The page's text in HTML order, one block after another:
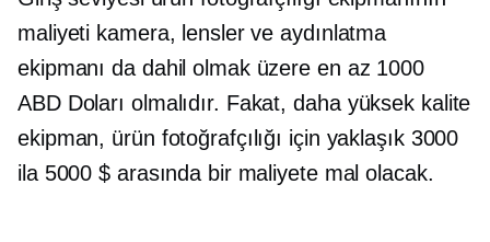
maliyeti kamera, lensler ve aydınlatma
ekipmanı da dahil olmak üzere en az 1000
ABD Doları olmalıdır. Fakat,daha yüksek kalite
ekipman, ürün fotoğrafçılığı için yaklaşık 3000
ila 5000 $ arasında bir maliyete mal olacak.